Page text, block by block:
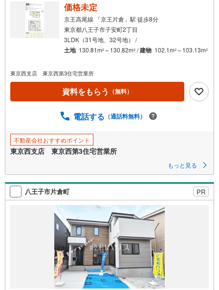
ペ
ジ
存
す
る
価格未定
京王高尾線 「京王片倉」駅 徒歩8分
東京都八王子市子安町2丁目
3LDK（31号地、32号地） /
土地 130.81m2 ～130.82m2 /建物 102.1m2 ～103.13m2
東京西支店 東京西第3住宅営業所
資料をもらう （無料）
電話する （通話料無料）
不動産会社おすすめポイント
東京西支店 東京西第3住宅営業所
もっと見る
八王子市片倉町 PR